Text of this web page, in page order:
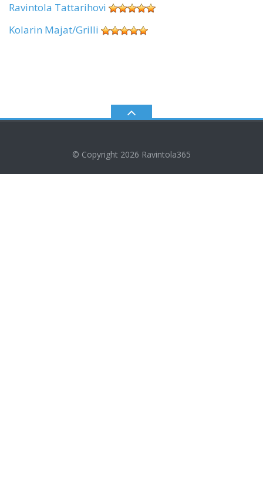
Ravintola Tattarihovi
Kolarin Majat/Grilli
© Copyright 2026 Ravintola365